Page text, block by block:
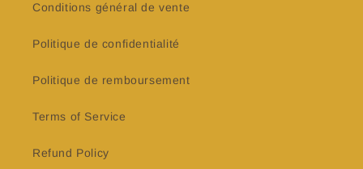
Conditions général de vente
Politique de confidentialité
Politique de remboursement
Terms of Service
Refund Policy